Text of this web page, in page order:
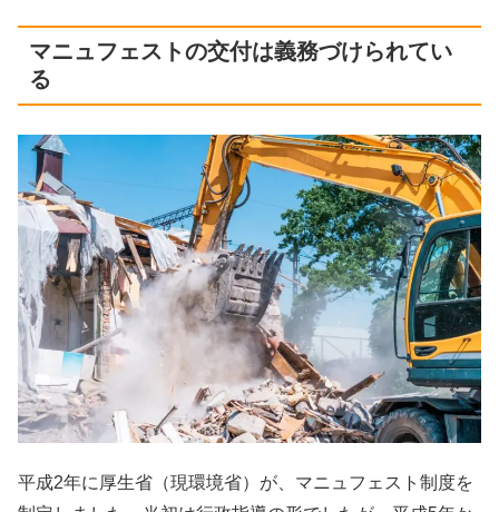
マニュフェストの交付は義務づけられてい
る
平成2年に厚生省（現環境省）が、マニュフェスト制度を